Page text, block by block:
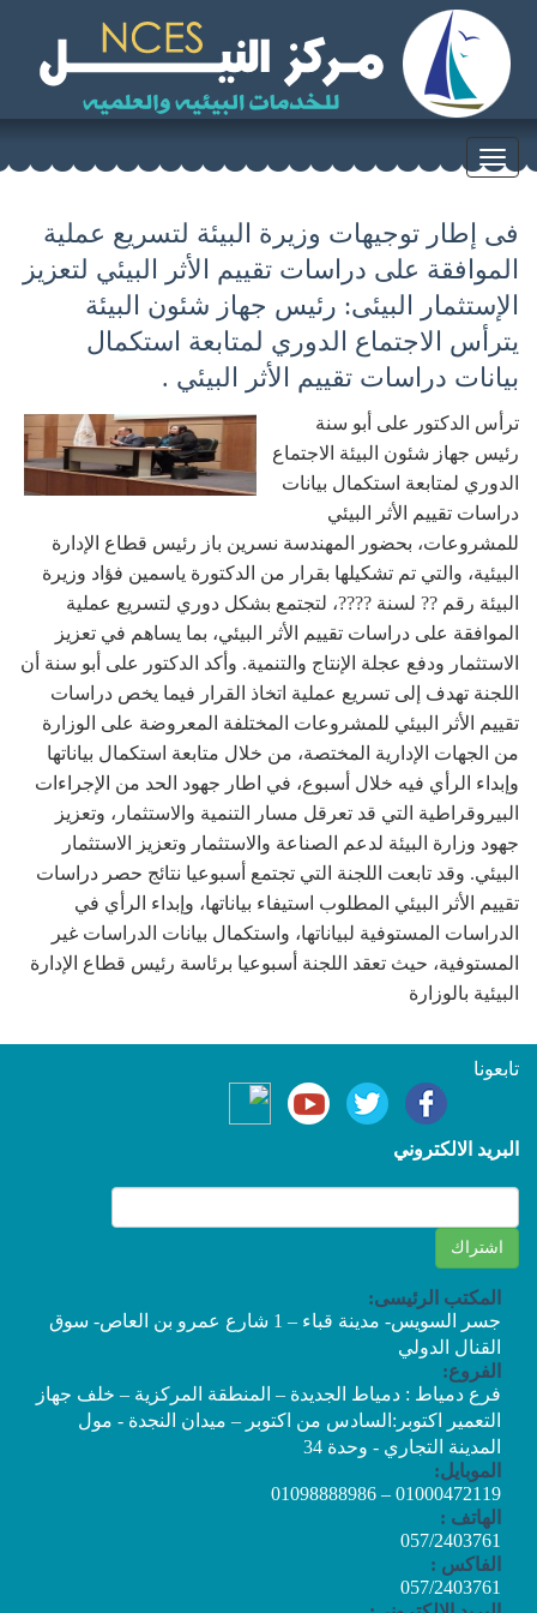
Toggle
navigation
فى إطار توجيهات وزيرة البيئة لتسريع عملية
الموافقة على دراسات تقييم الأثر البيئي لتعزيز
الإستثمار البيئى: رئيس جهاز شئون البيئة
يترأس الاجتماع الدوري لمتابعة استكمال
بيانات دراسات تقييم الأثر البيئي .
ترأس الدكتور على أبو سنة
رئيس جهاز شئون البيئة الاجتماع
الدوري لمتابعة استكمال بيانات
دراسات تقييم الأثر البيئي
للمشروعات، بحضور المهندسة نسرين باز رئيس قطاع الإدارة
البيئية، والتي تم تشكيلها بقرار من الدكتورة ياسمين فؤاد وزيرة
البيئة رقم ?? لسنة ????، لتجتمع بشكل دوري لتسريع عملية
الموافقة على دراسات تقييم الأثر البيئي، بما يساهم في تعزيز
الاستثمار ودفع عجلة الإنتاج والتنمية. وأكد الدكتور على أبو سنة أن
اللجنة تهدف إلى تسريع عملية اتخاذ القرار فيما يخص دراسات
تقييم الأثر البيئي للمشروعات المختلفة المعروضة على الوزارة
من الجهات الإدارية المختصة، من خلال متابعة استكمال بياناتها
وإبداء الرأي فيه خلال أسبوع، في اطار جهود الحد من الإجراءات
البيروقراطية التي قد تعرقل مسار التنمية والاستثمار، وتعزيز
جهود وزارة البيئة لدعم الصناعة والاستثمار وتعزيز الاستثمار
البيئي. وقد تابعت اللجنة التي تجتمع أسبوعيا نتائج حصر دراسات
تقييم الأثر البيئي المطلوب استيفاء بياناتها، وإبداء الرأي في
الدراسات المستوفية لبياناتها، واستكمال بيانات الدراسات غير
المستوفية، حيث تعقد اللجنة أسبوعيا برئاسة رئيس قطاع الإدارة
البيئية بالوزارة
تابعونا
البريد الالكتروني
المكتب الرئيسى:
جسر السويس- مدينة قباء – 1 شارع عمرو بن العاص- سوق
القنال الدولي
الفروع:
فرع دمياط : دمياط الجديدة – المنطقة المركزية – خلف جهاز
التعمير اكتوبر:السادس من اكتوبر – ميدان النجدة - مول
المدينة التجاري - وحدة 34
الموبايل:
01000472119 – 01098888986
الهاتف :
057/2403761
الفاكس :
057/2403761